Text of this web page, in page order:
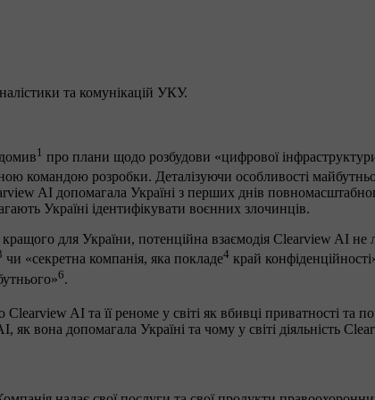
та комунікацій УКУ.
1 про плани щодо розбудови «цифрової
командою розробки. Деталізуючи особливості
AI допомагала Україні з перших днів
Україні ідентифікувати воєнних злочинців.
для України, потенційна взаємодія Clearview AI не
чи «секретна компанія, яка покладе4 край
6.
AI та її реноме у світі як вбивці приватності та
як вона допомагала Україні та чому у світі діяльність